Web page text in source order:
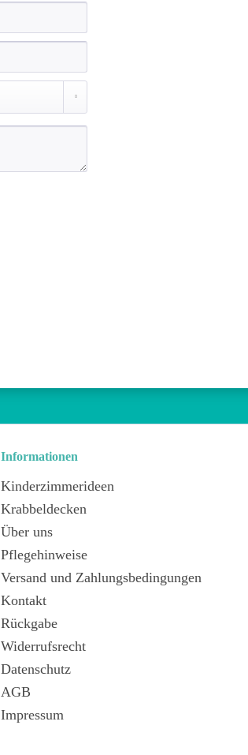
Informationen
Kinderzimmerideen
Krabbeldecken
Über uns
Pflegehinweise
Versand und Zahlungsbedingungen
Kontakt
Rückgabe
Widerrufsrecht
Datenschutz
AGB
Impressum